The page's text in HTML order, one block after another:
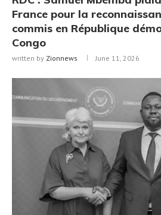
France pour la
commis en République
Congo
written by Zionnews June 11, 2026